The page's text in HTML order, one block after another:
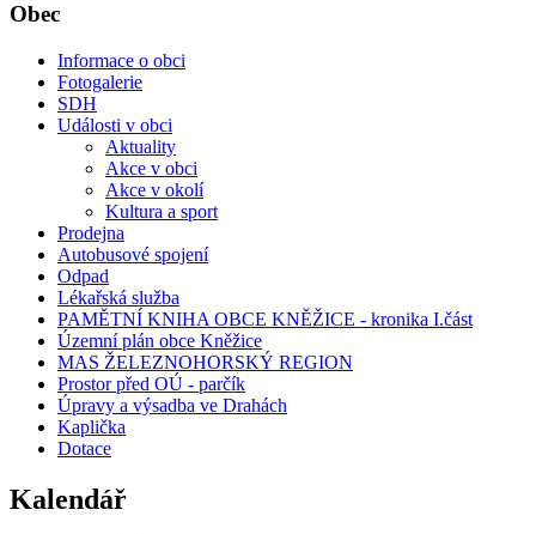
Obec
Informace o obci
Fotogalerie
SDH
Události v obci
Aktuality
Akce v obci
Akce v okolí
Kultura a sport
Prodejna
Autobusové spojení
Odpad
Lékařská služba
PAMĚTNÍ KNIHA OBCE KNĚŽICE - kronika I.část
Územní plán obce Kněžice
MAS ŽELEZNOHORSKÝ REGION
Prostor před OÚ - parčík
Úpravy a výsadba ve Drahách
Kaplička
Dotace
Kalendář